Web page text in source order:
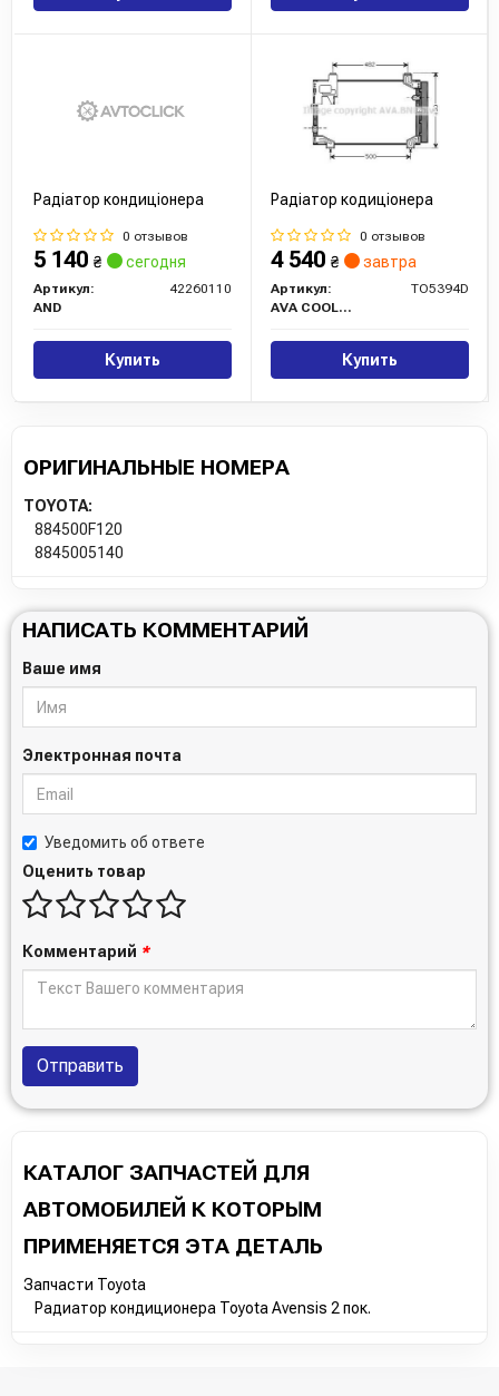
Радіатор кондиціонера
0 отзывов
5 140 ₴ сегодня
Артикул:
42260110
AND
Купить
Радіатор кодиціонера
0 отзывов
4 540 ₴ завтра
Артикул:
TO5394D
AVA COOLING
Купить
ОРИГИНАЛЬНЫЕ НОМЕРА
TOYOTA:
884500F120
8845005140
НАПИСАТЬ КОММЕНТАРИЙ
Ваше имя
Электронная почта
Уведомить об ответе
Оценить товар
Комментарий *
Отправить
КАТАЛОГ ЗАПЧАСТЕЙ ДЛЯ
АВТОМОБИЛЕЙ К КОТОРЫМ
ПРИМЕНЯЕТСЯ ЭТА ДЕТАЛЬ
Запчасти Toyota
Радиатор кондиционера Toyota Avensis 2 пок.